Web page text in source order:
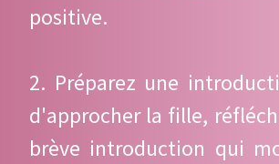
positive.
2. Préparez une
d'approcher la fille,
brève introduction qui